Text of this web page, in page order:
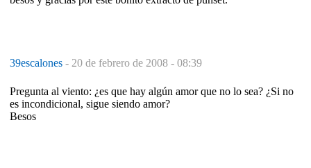
39escalones - 20 de febrero de 2008 - 08:39
Pregunta al viento: ¿es que hay algún amor que no lo sea? ¿Si no
es incondicional, sigue siendo amor?
Besos